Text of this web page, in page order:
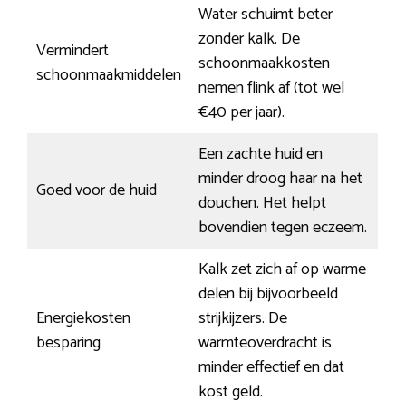
Vermindert
schoonmaakmiddelen
Water schuimt beter
zonder kalk. De
schoonmaakkosten
nemen flink af (tot wel
€40 per jaar).
Goed voor de huid
Een zachte huid en
minder droog haar na het
douchen. Het helpt
bovendien tegen eczeem.
Energiekosten
besparing
Kalk zet zich af op warme
delen bij bijvoorbeeld
strijkijzers. De
warmteoverdracht is
minder effectief en dat
kost geld.